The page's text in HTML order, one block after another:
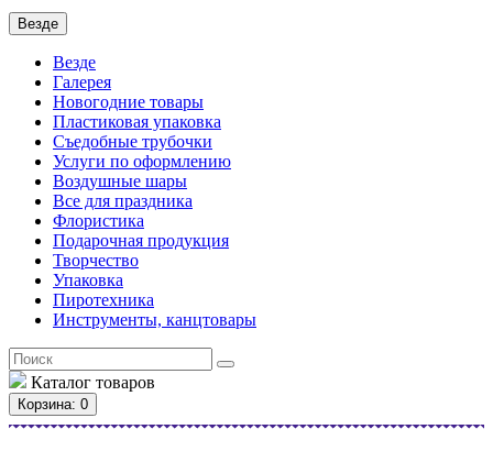
Везде
Везде
Галерея
Новогодние товары
Пластиковая упаковка
Съедобные трубочки
Услуги по оформлению
Воздушные шары
Все для праздника
Флористика
Подарочная продукция
Творчество
Упаковка
Пиротехника
Инструменты, канцтовары
Каталог товаров
Корзина: 0